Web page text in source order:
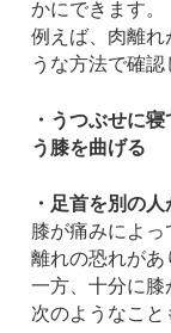
かにできます。
例えば、肉離れ
うな方法で確認
・うつぶせに
う膝を曲げる
・足首を別の
膝が痛みによ
離れの恐れがあ
一方、十分に膝
次のようなこと